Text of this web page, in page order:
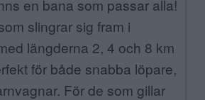
en bana som passar alla!
slingrar sig fram i
längderna 2, 4 och 8 km
för både snabba löpare,
För de som gillar